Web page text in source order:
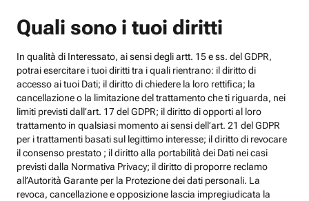
Quali sono i tuoi diritti
In qualità di Interessato, ai sensi degli artt. 15 e ss. del GDPR,
potrai esercitare i tuoi diritti tra i quali rientrano: il diritto di
accesso ai tuoi Dati; il diritto di chiedere la loro rettifica; la
cancellazione o la limitazione del trattamento che ti riguarda, nei
limiti previsti dall’art. 17 del GDPR; il diritto di opporti al loro
trattamento in qualsiasi momento ai sensi dell’art. 21 del GDPR
per i trattamenti basati sul legittimo interesse; il diritto di revocare
il consenso prestato ; il diritto alla portabilità dei Dati nei casi
previsti dalla Normativa Privacy; il diritto di proporre reclamo
all’Autorità Garante per la Protezione dei dati personali. La
revoca, cancellazione e opposizione lascia impregiudicata la